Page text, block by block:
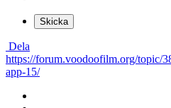
Skicka
Dela
https://forum.voodoofilm.org/topic/
app-15/